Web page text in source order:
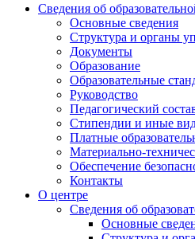
Сведения об
Основные сведения
Структура и органы
Документы
Образование
Образовательные
Руководство
Педагогический
Стипендии и иные
Платные
Материально-
Обеспечение
Контакты
О центре
Сведения об
Основные